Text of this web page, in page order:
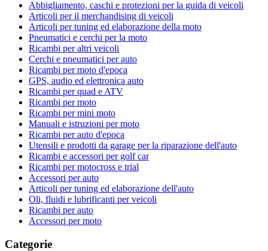
Abbigliamento, caschi e protezioni per la guida di veicoli
Articoli per il merchandising di veicoli
Articoli per tuning ed elaborazione della moto
Pneumatici e cerchi per la moto
Ricambi per altri veicoli
Cerchi e pneumatici per auto
Ricambi per moto d'epoca
GPS, audio ed elettronica auto
Ricambi per quad e ATV
Ricambi per moto
Ricambi per mini moto
Manuali e istruzioni per moto
Ricambi per auto d'epoca
Utensili e prodotti da garage per la riparazione dell'auto
Ricambi e accessori per golf car
Ricambi per motocross e trial
Accessori per auto
Articoli per tuning ed elaborazione dell'auto
Oli, fluidi e lubrificanti per veicoli
Ricambi per auto
Accessori per moto
Categorie